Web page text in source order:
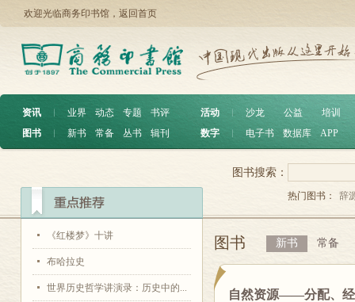
欢迎光临商务印书馆， 返回首页
资讯 ︱ 业界 动态 专题
书评
图书
︱ 新书 常备 丛书 辑刊
活动 沙龙 公益
培训
数字
电子书 数据库 APP
《红楼梦》十讲
布哈拉史
世界历史哲学讲演录：历史中的...
图书搜索：
热门图书： 辞
图书 新书 常备
自然资源——分配、